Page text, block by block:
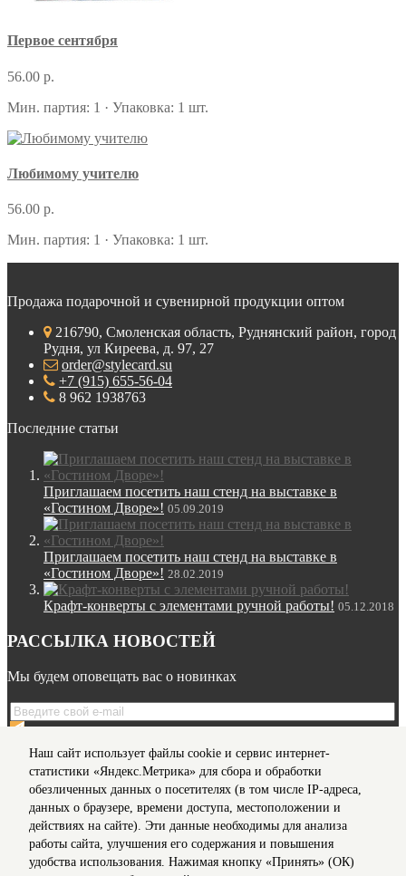
Первое сентября
56.00 р.
Мин. партия: 1 · Упаковка: 1 шт.
Любимому учителю
56.00 р.
Мин. партия: 1 · Упаковка: 1 шт.
Продажа подарочной и сувенирной продукции оптом
216790, Смоленская область, Руднянский район, город
Рудня, ул Киреева, д. 97, 27
order@stylecard.su
+7 (915) 655-56-04
8 962 1938763
Последние статьи
Приглашаем посетить наш стенд на выставке в
«Гостином Дворе»! 05.09.2019
Приглашаем посетить наш стенд на выставке в
«Гостином Дворе»! 28.02.2019
Крафт-конверты с элементами ручной работы! 05.12.2018
РАССЫЛКА НОВОСТЕЙ
Мы будем оповещать вас о новинках
Я даю согласие на обработку моихперсональных данных
на условиях, предусмотренных вПолитикев отношении
обработки персональных данных
Мы в соц сетях
Наш сайт использует файлы cookie и сервис интернет-
статистики «Яндекс.Метрика» для сбора и обработки
обезличенных данных о посетителях (в том числе IP-адреса,
данных о браузере, времени доступа, местоположении и
действиях на сайте). Эти данные необходимы для анализа
работы сайта, улучшения его содержания и повышения
удобства использования. Нажимая кнопку «Принять» (ОК)